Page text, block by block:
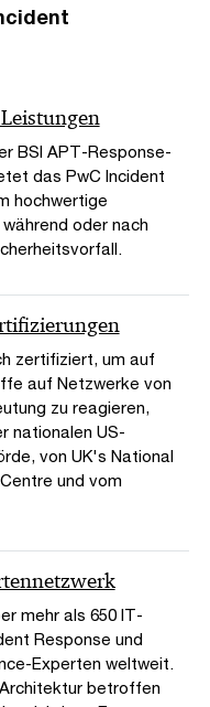
BSI APT-Response-
das PwC Incident
hochwertige
oder nach
zertifiziert, um auf
auf Netzwerke von
zu reagieren,
nationalen US-
von UK's National
und vom
mehr als 650 IT-
Response und
Experten weltweit.
betroffen